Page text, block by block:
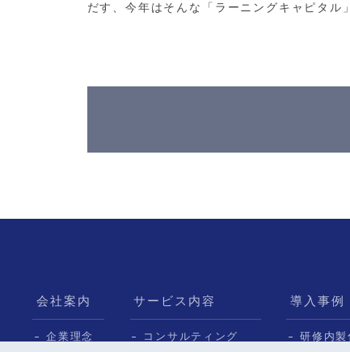
だす、今年はそんな「ラーニングキャピタル
会社案内
企業理念
サービス内容
コンサルティング
導入事例
研修内製